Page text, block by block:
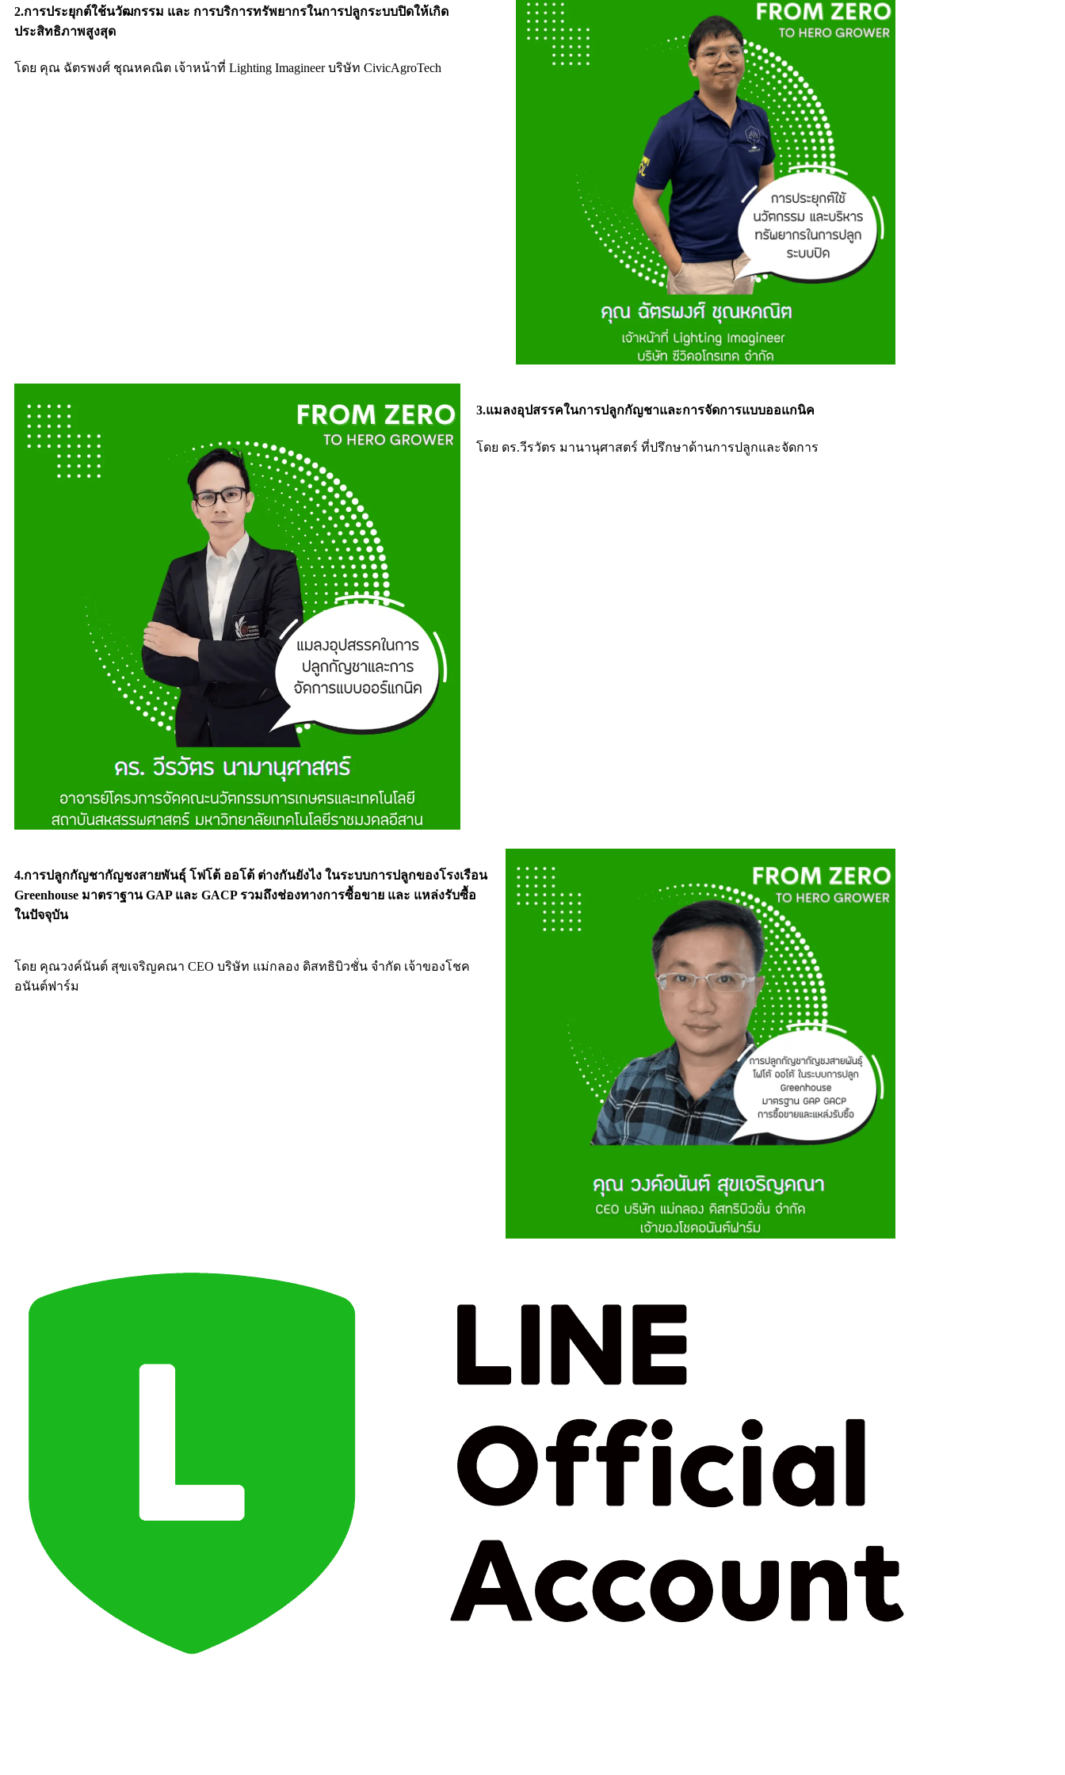
2.การประยุกต์ใช้นวัฒกรรม และ การบริการทรัพยากรในการปลูกระบบปิดให้เกิด
ประสิทธิภาพสูงสุด
โดย คุณ ฉัตรพงศ์ ชุณหคณิต เจ้าหน้าที่ Lighting Imagineer บริษัท CivicAgroTech
3.แมลงอุปสรรคในการปลูกกัญชาและการจัดการแบบออแกนิค
โดย ดร.วีรวัตร มานานุศาสตร์ ที่ปรึกษาด้านการปลูกและจัดการ
4.การปลูกกัญชากัญชงสายพันธุ์ โฟโต้ ออโต้ ต่างกันยังไง ในระบบการปลูกของโรงเรือน
Greenhouse มาตราฐาน GAP และ GACP รวมถึงช่องทางการซื้อขาย และ แหล่งรับซื้อ
ในปัจจุบัน
โดย คุณวงค์นันต์ สุขเจริญคณา CEO บริษัท แม่กลอง ดิสทธิบิวชั่น จำกัด เจ้าของโชค
อนันต์ฟาร์ม